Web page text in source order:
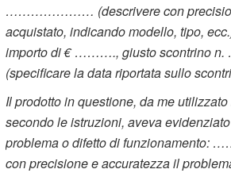
………………… (descrivere con
acquistato, indicando modello, tipo,
importo di € ………., giusto scontrino
(specificare la data riportata sullo
Il prodotto in questione, da me
secondo le istruzioni, aveva
problema o difetto di
con precisione e accuratezza il